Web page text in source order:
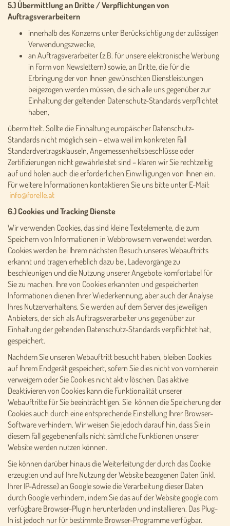
5.) Übermittlung an Dritte / Verpflichtungen von
Auftragsverarbeitern
innerhalb des Konzerns unter Berücksichtigung der zulässigen
Verwendungszwecke,
an Auftragsverarbeiter (z.B. für unsere elektronische Werbung
in Form von Newslettern) sowie, an Dritte, die für die
Erbringung der von Ihnen gewünschten Dienstleistungen
beigezogen werden müssen, die sich alle uns gegenüber zur
Einhaltung der geltenden Datenschutz-Standards verpflichtet
haben,
übermittelt. Sollte die Einhaltung europäischer Datenschutz-
Standards nicht möglich sein – etwa weil im konkreten Fall
Standardvertragsklauseln, Angemessenheitsbeschlüsse oder
Zertifizierungen nicht gewährleistet sind – klären wir Sie rechtzeitig
auf und holen auch die erforderlichen Einwilligungen von Ihnen ein.
Für weitere Informationen kontaktieren Sie uns bitte unter E-Mail:
6.) Cookies und Tracking Dienste
Wir verwenden Cookies, das sind kleine Textelemente, die zum
Speichern von Informationen in Webbrowsern verwendet werden.
Cookies werden bei Ihrem nächsten Besuch unseres Webauftritts
erkannt und tragen erheblich dazu bei, Ladevorgänge zu
beschleunigen und die Nutzung unserer Angebote komfortabel für
Sie zu machen. Ihre von Cookies erkannten und gespeicherten
Informationen dienen Ihrer Wiederkennung, aber auch der Analyse
Ihres Nutzerverhaltens. Sie werden auf dem Server des jeweiligen
Anbieters, der sich als Auftragsverarbeiter uns gegenüber zur
Einhaltung der geltenden Datenschutz-Standards verpflichtet hat,
gespeichert.
Nachdem Sie unseren Webauftritt besucht haben, bleiben Cookies
auf Ihrem Endgerät gespeichert, sofern Sie dies nicht von vornherein
verweigern oder Sie Cookies nicht aktiv löschen. Das aktive
Deaktivieren von Cookies kann die Funktionalität unserer
Webauftritte für Sie beeinträchtigen. Sie können die Speicherung der
Cookies auch durch eine entsprechende Einstellung Ihrer Browser-
Software verhindern. Wir weisen Sie jedoch darauf hin, dass Sie in
diesem Fall gegebenenfalls nicht sämtliche Funktionen unserer
Website werden nutzen können.
Sie können darüber hinaus die Weiterleitung der durch das Cookie
erzeugten und auf Ihre Nutzung der Website bezogenen Daten (inkl.
Ihrer IP-Adresse) an Google sowie die Verarbeitung dieser Daten
durch Google verhindern, indem Sie das auf der Website google.com
verfügbare Browser-Plugin herunterladen und installieren. Das Plug-
In ist jedoch nur für bestimmte Browser-Programme verfügbar.